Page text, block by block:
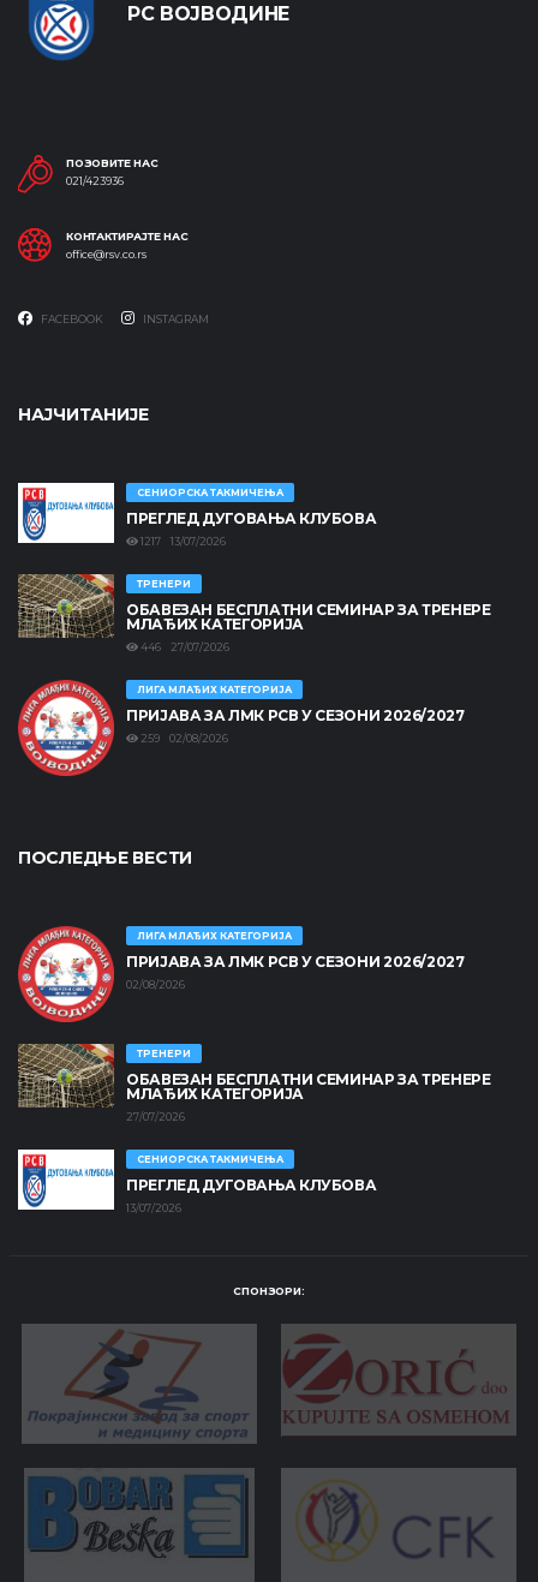
РС ВОЈВОДИНЕ
ПОЗОВИТЕ НАС
021/423936
КОНТАКТИРАЈТЕ НАС
office@rsv.co.rs
FACEBOOK INSTAGRAM
НАЈЧИТАНИЈЕ
СЕНИОРСКА ТАКМИЧЕЊА
ПРЕГЛЕД ДУГОВАЊА КЛУБОВА
1217 13/07/2026
ТРЕНЕРИ
ОБАВЕЗАН БЕСПЛАТНИ СЕМИНАР ЗА ТРЕНЕРЕ
МЛАЂИХ КАТЕГОРИЈА
446 27/07/2026
ЛИГА МЛАЂИХ КАТЕГОРИЈА
ПРИЈАВА ЗА ЛМК РСВ У СЕЗОНИ 2026/2027
259 02/08/2026
ПОСЛЕДЊЕ ВЕСТИ
ЛИГА МЛАЂИХ КАТЕГОРИЈА
ПРИЈАВА ЗА ЛМК РСВ У СЕЗОНИ 2026/2027
02/08/2026
ТРЕНЕРИ
ОБАВЕЗАН БЕСПЛАТНИ СЕМИНАР ЗА ТРЕНЕРЕ
МЛАЂИХ КАТЕГОРИЈА
27/07/2026
СЕНИОРСКА ТАКМИЧЕЊА
ПРЕГЛЕД ДУГОВАЊА КЛУБОВА
13/07/2026
СПОНЗОРИ: